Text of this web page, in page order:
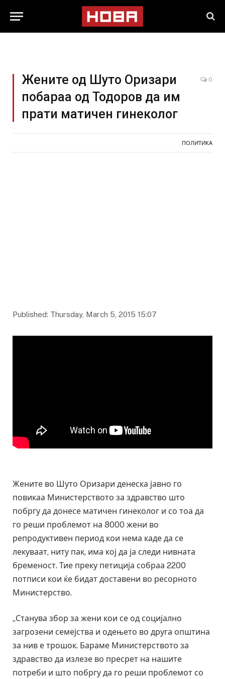
Жените од Шуто Оризари
побараа од Тодоров да им
прати матичен гинеколог
0
ПОЛИТИКА
Published: Thursday, March 5, 2015 15:07
Жените во Шуто Оризари денеска јавно го
повикаа Министерството за здравство што
побргу да донесе матичен гинеколог и со тоа да
го реши проблемот на 8000 жени во
репродуктивен период кои нема каде да се
лекуваат, ниту пак, има кој да ја следи нивната
бременост. Тие преку петиција собраа 2200
потписи кои ќе бидат доставени во ресорното
Министерство.
„Станува збор за жени кои се од социјално
загрозени семејства и одењето во друга општина
за нив е трошок. Бараме Министерството за
здравство да излезе во пресрет на нашите
потреби и што побргу да го реши проблемот со